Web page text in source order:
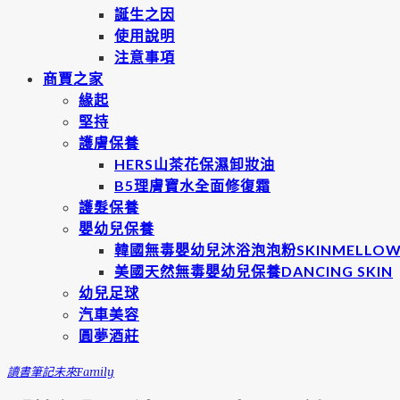
誕生之因
使用說明
注意事項
商賈之家
緣起
堅持
護膚保養
HERS山茶花保濕卸妝油
B5理膚寶水全面修復霜
護髮保養
嬰幼兒保養
韓國無毒嬰幼兒沐浴泡泡粉
美國天然無毒嬰幼兒保養DANCING SKIN
幼兒足球
汽車美容
圓夢酒莊
讀書筆記未來Family